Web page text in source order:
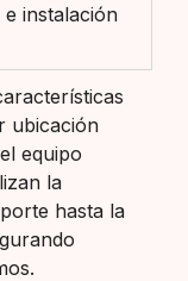
instalación
ubicación
equipo
la
hasta la